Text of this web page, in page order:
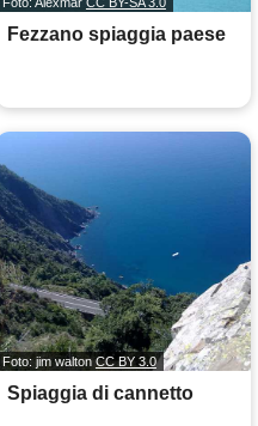
Fezzano spiaggia paese
Foto: jim waltonCC BY 3.0
Spiaggia di cannetto